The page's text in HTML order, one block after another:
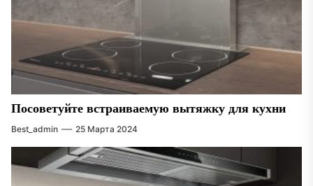
Посоветуйте встраиваемую вытяжку для кухни
Best_admin 25 Марта 2024